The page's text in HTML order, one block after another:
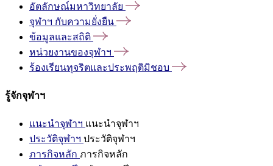
อัตลักษณ์มหาวิทยาลัย
จุฬาฯ กับความยั่งยืน
ข้อมูลและสถิติ
หน่วยงานของจุฬาฯ
ร้องเรียนทุจริตและประพฤติมิชอบ
รู้จักจุฬาฯ
แนะนำจุฬาฯ แนะนำจุฬาฯ
ประวัติจุฬาฯ ประวัติจุฬาฯ
ภารกิจหลัก ภารกิจหลัก